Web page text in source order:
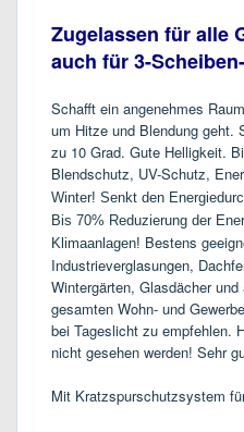
Zugelassen für alle
auch für 3-
Schafft ein angenehmes
um Hitze und Blendung geht.
zu 10 Grad. Gute Helligkeit.
Blendschutz, UV-Schutz,
Winter! Senkt den
Bis 70% Reduzierung der
Klimaanlagen! Bestens
Industrieverglasungen,
Wintergärten, Glasdächer
gesamten Wohn- und
bei Tageslicht zu empfehlen.
nicht gesehen werden! Sehr
Mit Kratzspurschutzsystem